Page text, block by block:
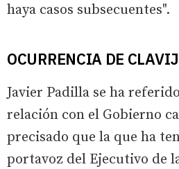
haya casos subsecuentes".
OCURRENCIA DE
Javier Padilla se ha
relación con el Gobierno
precisado que la que ha
portavoz del Ejecutivo de